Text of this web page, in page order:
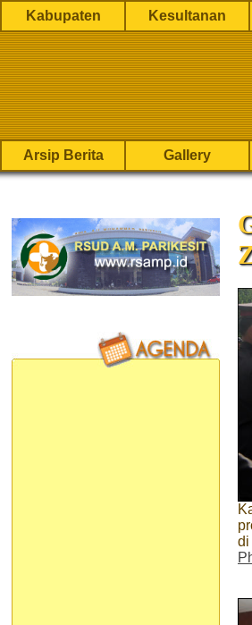
Kabupaten Kesultanan
Arsip Berita Gallery
di